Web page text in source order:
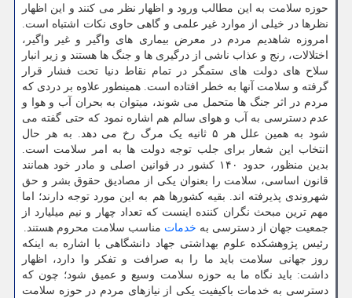
حوزه سلامت به این مطالب ورود و اظهار نظر می کنند و این اظهار
نظرها در خیلی از موارد غیر علمی و گاهی حاوی نکات اشتباه است.
امروزه شاهدیم مردم در معرض بیماری های واگیر و غیر واگیر،
اختلالات، رنج و عذاب ناشی از درگیری ها و جنگ ها هستند و زیر انبار
سلاح های دولت های ستمگر در تمام نقاط دنیا تحت فشار قرار
گرفته و سلامت آنها به خطر افتاده است. همینطور علاوه بر دردی که
مردم در اثر جنگ ها متحمل می شوند، میتوان به بحران آب و هوا و
عدم دسترسی به آب و هوای سالم هم اشاره نمود که حتی گفته می
شود به همین علل هر ۵ ثانیه یک مرگ رخ می دهد. به هر حال
انتخاب این شعار برای جلب توجه دولت ها به امر سلامت است.
بدین منظور، حدود ۱۴۰ کشور در قوانین اصلی و مادر خود همانند
قانون اساسی، سلامت را بعنوان یکی از مصادیق حقوق بشر و حق
شهروندی پذیرفته اند. بقیه کشورها هم به این مورد توجه دارند؛ اما
مهم ترین مبحث نگران کننده اینست که تعداد چهار و نیم میلیارد از
جمعیت جهان از دسترسی به خدمات مناسب سلامت محروم هستند.
رئیس پژوهشکده علوم بهداشتی جهاد دانشگاهی با اشاره به اینکه
روز جهانی سلامت باید ما را به صرافت و تفکر وا دارد، اظهار
داشت: باید نگاه ما به حوزه سلامت وسیع و عمیق شود؛ چون که
دسترسی به خدمات باکیفیت یکی از نیازهای مردم در حوزه سلامت